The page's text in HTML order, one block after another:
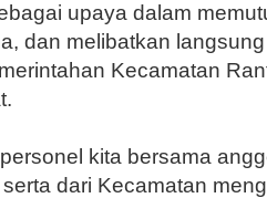
upaya dalam
dan melibatkan
Kecamatan
kita bersama
dari Kecamatan